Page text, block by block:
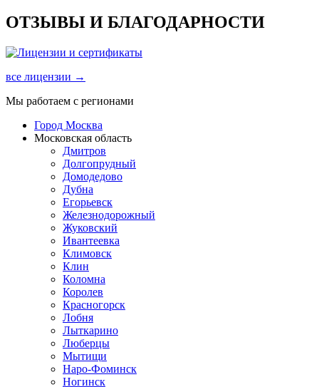
ОТЗЫВЫ И БЛАГОДАРНОСТИ
все лицензии →
Мы работаем с регионами
Город Москва
Московская область
Дмитров
Долгопрудный
Домодедово
Дубна
Егорьевск
Железнодорожный
Жуковский
Ивантеевка
Климовск
Клин
Коломна
Королев
Красногорск
Лобня
Лыткарино
Люберцы
Мытищи
Наро-Фоминск
Ногинск